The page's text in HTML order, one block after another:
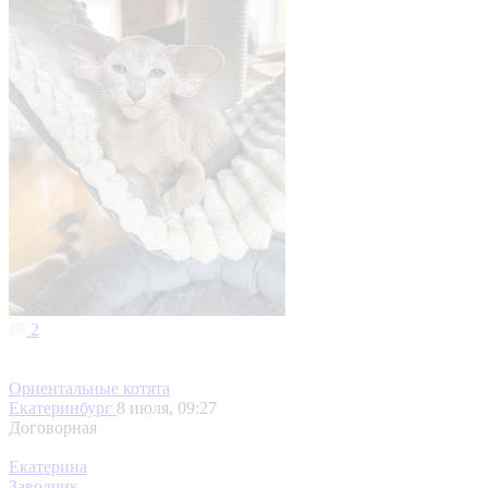
2
Ориентальные котята
Екатеринбург 8 июля, 09:27
Договорная
Екатерина